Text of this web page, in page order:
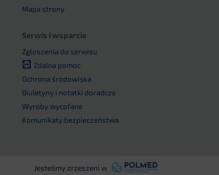
Mapa strony
Serwis i wsparcie
Zgłoszenia do serwisu
Zdalna pomoc
Ochrona środowiska
Biuletyny i notatki doradcze
Wyroby wycofane
Komunikaty bezpieczeństwa
Jesteśmy zrzeszeni w